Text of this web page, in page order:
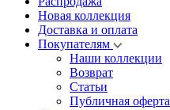
Новая коллекция
Доставка и оплата
Покупателям
Наши коллекции
Возврат
Статьи
Публичная оферта